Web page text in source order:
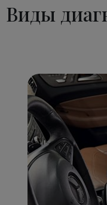
Виды